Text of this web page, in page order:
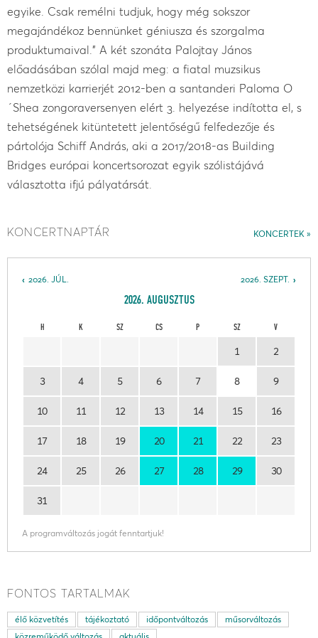
egyike. Csak remélni tudjuk, hogy még sokszor
megajándékoz bennünket géniusza és szorgalma
produktumaival." A két szonáta Palojtay János
előadásában szólal majd meg: a fiatal muzsikus
nemzetközi karrierjét 2012-ben a santanderi Paloma O
´Shea zongoraversenyen elért 3. helyezése indította el, s
tehetségének kitüntetett jelentőségű felfedezője és
pártolója Schiff András, aki a 2017/2018-as Building
Bridges európai koncertsorozat egyik szólistájává
választotta ifjú pályatársát.
KONCERTEK
KONCERTNAPTÁR
2026. SZEPT.
2026. JÚL.
2026. AUGUSZTUS
H K SZ CS P SZ V
1 2
3 4 5 6 7 8 9
10 11 12 13 14 15 16
17 18 19 20 21 22 23
24 25 26 27 28 29 30
31
A programváltozás jogát fenntartjuk!
FONTOS TARTALMAK
élő közvetítés tájékoztató időpontváltozás
műsorváltozás